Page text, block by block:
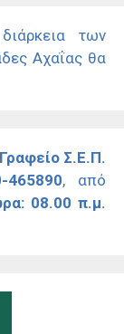
των
Αχαΐας θα
Γραφείο Σ.Ε.Π.
465890, από
08.00 π.μ.